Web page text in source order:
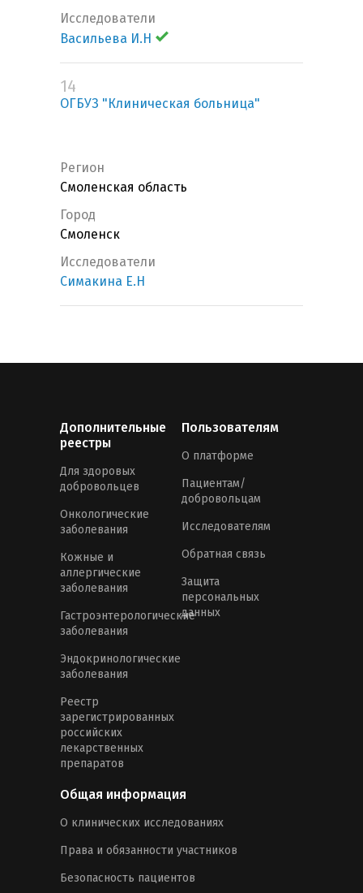
Исследователи
Васильева И.Н
14
ОГБУЗ "Клиническая больница"
Регион
Смоленская область
Город
Смоленск
Исследователи
Симакина Е.Н
Дополнительные
реестры
Для здоровых
добровольцев
Онкологические
заболевания
Кожные и
аллергические
заболевания
Гастроэнтерологические
заболевания
Эндокринологические
заболевания
Реестр
зарегистрированных
российских
лекарственных
препаратов
Пользователям
О платформе
Пациентам/
добровольцам
Исследователям
Обратная связь
Защита
персональных
данных
Общая информация
О клинических исследованиях
Права и обязанности участников
Безопасность пациентов